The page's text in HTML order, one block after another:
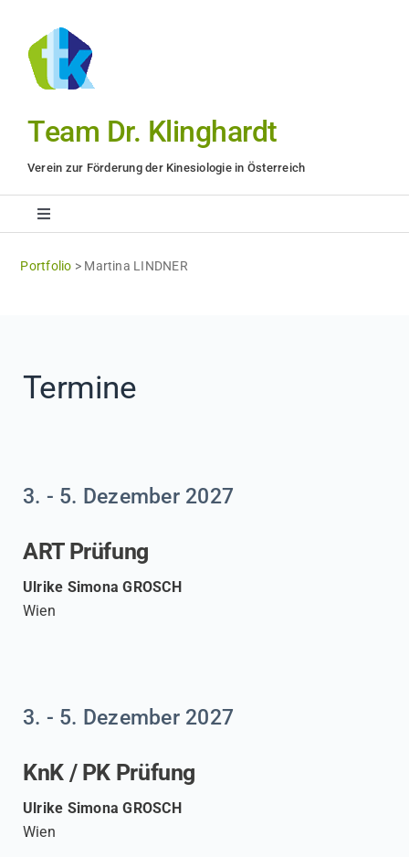
springen
Team Dr. Klinghardt
Verein zur Förderung der Kinesiologie in Österreich
Toggle
Navigation
Methode
Ausbildung
Verein
Newsletter
Portfolio > Martina LINDNER
Termine
3. - 5. Dezember 2027
ART Prüfung
Ulrike Simona GROSCH
Wien
3. - 5. Dezember 2027
KnK / PK Prüfung
Ulrike Simona GROSCH
Wien